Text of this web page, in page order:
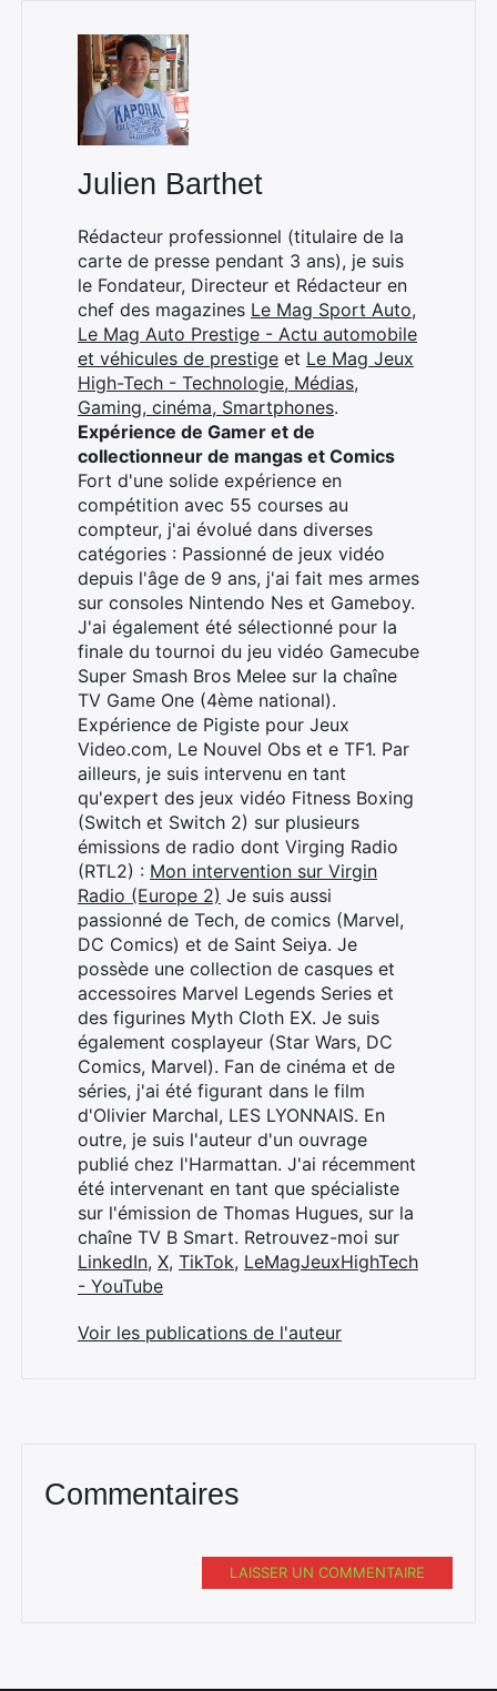
Julien Barthet
Rédacteur professionnel (titulaire de la
carte de presse pendant 3 ans), je suis
le Fondateur, Directeur et Rédacteur en
chef des magazines Le Mag Sport Auto,
Le Mag Auto Prestige - Actu automobile
et véhicules de prestige et Le Mag Jeux
High-Tech - Technologie, Médias,
Gaming, cinéma, Smartphones.
Expérience de Gamer et de
collectionneur de mangas et Comics
Fort d'une solide expérience en
compétition avec 55 courses au
compteur, j'ai évolué dans diverses
catégories : Passionné de jeux vidéo
depuis l'âge de 9 ans, j'ai fait mes armes
sur consoles Nintendo Nes et Gameboy.
J'ai également été sélectionné pour la
finale du tournoi du jeu vidéo Gamecube
Super Smash Bros Melee sur la chaîne
TV Game One (4ème national).
Expérience de Pigiste pour Jeux
Video.com, Le Nouvel Obs et e TF1. Par
ailleurs, je suis intervenu en tant
qu'expert des jeux vidéo Fitness Boxing
(Switch et Switch 2) sur plusieurs
émissions de radio dont Virging Radio
(RTL2) : Mon intervention sur Virgin
Radio (Europe 2) Je suis aussi
passionné de Tech, de comics (Marvel,
DC Comics) et de Saint Seiya. Je
possède une collection de casques et
accessoires Marvel Legends Series et
des figurines Myth Cloth EX. Je suis
également cosplayeur (Star Wars, DC
Comics, Marvel). Fan de cinéma et de
séries, j'ai été figurant dans le film
d'Olivier Marchal, LES LYONNAIS. En
outre, je suis l'auteur d'un ouvrage
publié chez l'Harmattan. J'ai récemment
été intervenant en tant que spécialiste
sur l'émission de Thomas Hugues, sur la
chaîne TV B Smart. Retrouvez-moi sur
LinkedIn, X, TikTok, LeMagJeuxHighTech
- YouTube
Voir les publications de l'auteur
Commentaires
LAISSER UN COMMENTAIRE
Rechercher